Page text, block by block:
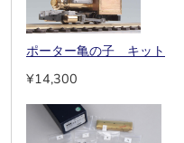
ポーター亀の子 キット
¥14,300